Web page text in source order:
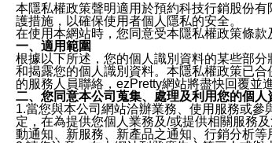
本隱私權政策聲明適用於預約科技行銷股份
護措施，以確保使用者個人隱私的安全。
在使用本網站時，您同意受本隱私權政策條
一、適用範圍
根據以下所述，您的個人識別資料的某些部
和揭露您的個人識別資料。本隱私權政策已
的服務人員聯絡，ezPretty網站將盡快回覆並
二、您同意本公司蒐集、處理及利用您的個人
1.當您與本公司網站洽辦業務、使用服務或
定，在為提供您個人業務及/或提供相關服務
動通知、新服務、新產品之通知、行銷分析等